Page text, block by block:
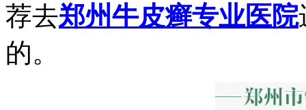
荐去郑州牛皮癣专业医院
的。